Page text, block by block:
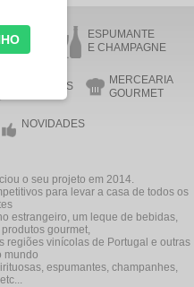
DA
ESPUMANTE
E CHAMPAGNE
ACESSÓRIOS
MERCEARIA
GOURMET
NOVIDADES
o seu projeto em 2014.
para levar a casa de todos os
estrangeiro, um leque de bebidas,
gourmet,
regiões vinícolas de Portugal e outras
mundo
espumantes, champanhes,